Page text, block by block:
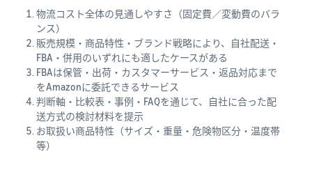
物流コスト全体の見通しやすさ（固定費／変動費のバラ
ンス）
販売規模・商品特性・ブランド戦略により、自社配送・
FBA・併用のいずれにも適したケースがある
FBAは保管・出荷・カスタマーサービス・返品対応まで
をAmazonに委託できるサービス
判断軸・比較表・事例・FAQを通じて、自社に合った配
送方式の検討材料を提示
お取扱い商品特性（サイズ・重量・危険物区分・温度帯
等）